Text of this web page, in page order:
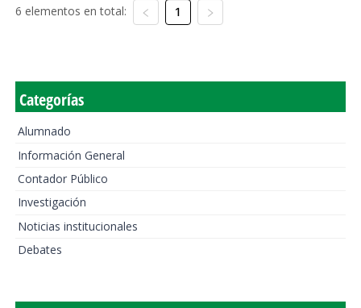
6 elementos en total: 1
Categorías
Alumnado
Información General
Contador Público
Investigación
Noticias institucionales
Debates